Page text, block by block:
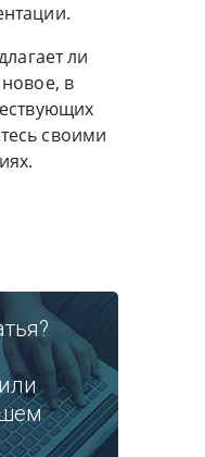
ли
в
своими